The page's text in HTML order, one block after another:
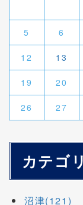
5 6
12 13
19 20
26 27
カテゴ
沼津(121)